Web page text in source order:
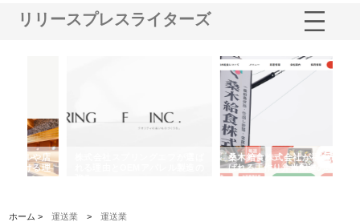
リリースプレスライターズ
株式会社スプリングエフが選ば
れる理由とOEMアパレル製造の
強み
桑木給食株式会社が福山市で選
ばれる手作り弁当配達の理由
ホーム >運送業 >運送業